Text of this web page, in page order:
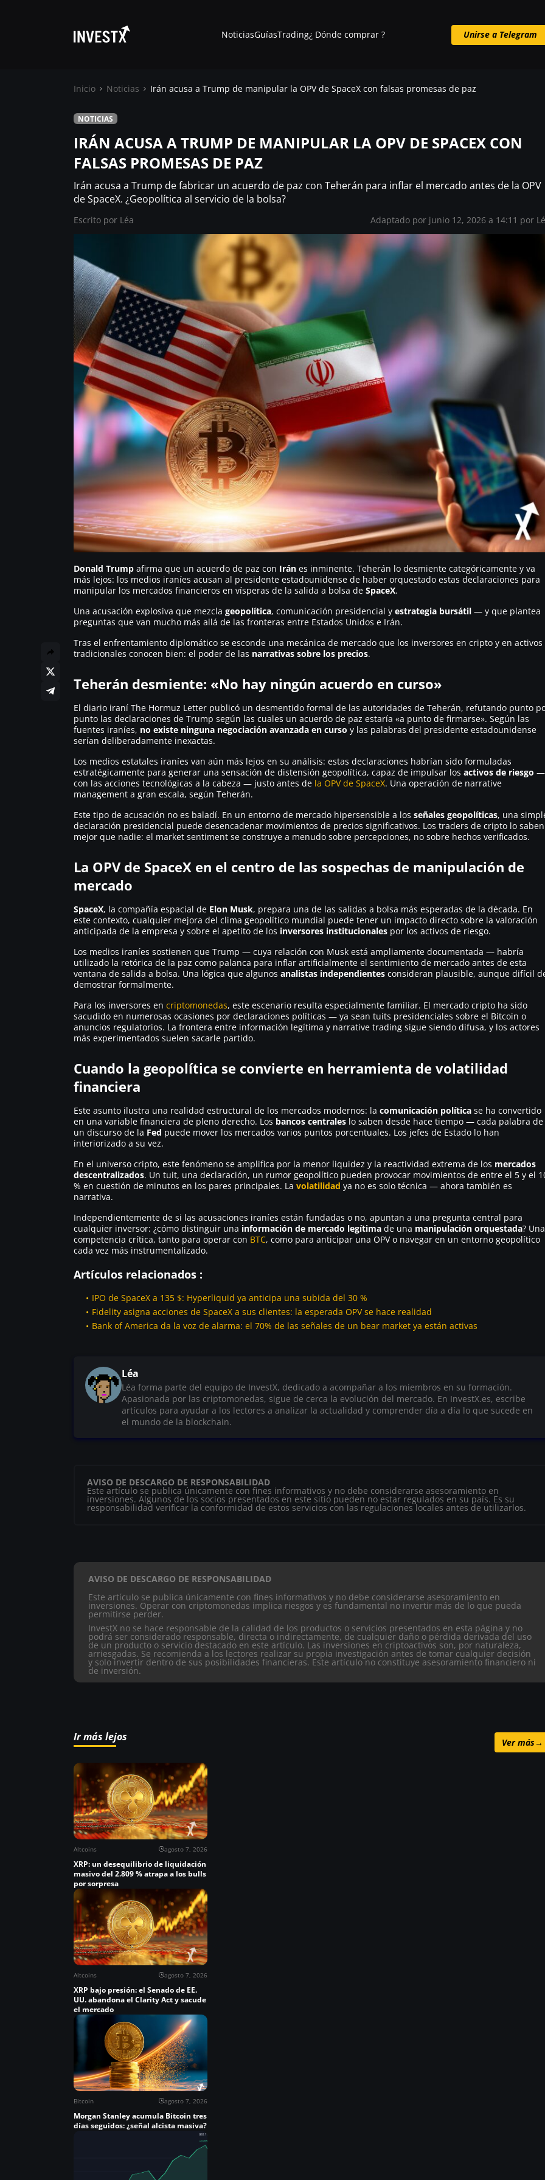
Noticias
Guías
Trading
¿ Dónde comprar ?
NoticiasGuíasTrading¿ Dónde comprar ? Unirse a Telegram
Inicio Noticias Irán acusa a Trump de manipular la OPV de SpaceX con falsas promesas de paz
NOTICIAS
IRÁN ACUSA A TRUMP DE MANIPULAR LA OPV DE SPACEX CON
FALSAS PROMESAS DE PAZ
Irán acusa a Trump de fabricar un acuerdo de paz con Teherán para inflar el mercado antes de la OPV
de SpaceX. ¿Geopolítica al servicio de la bolsa?
Escrito por Léa Adaptado por junio 12, 2026 a 14:11 por
Donald Trump afirma que un acuerdo de paz con Irán es inminente. Teherán lo desmiente categóricamente y va
más lejos: los medios iraníes acusan al presidente estadounidense de haber orquestado estas declaraciones para
manipular los mercados financieros en vísperas de la salida a bolsa de SpaceX.
Una acusación explosiva que mezcla geopolítica, comunicación presidencial y estrategia bursátil — y que plantea
preguntas que van mucho más allá de las fronteras entre Estados Unidos e Irán.
Tras el enfrentamiento diplomático se esconde una mecánica de mercado que los inversores en cripto y en activos
tradicionales conocen bien: el poder de las narrativas sobre los precios.
Teherán desmiente: «No hay ningún acuerdo en curso»
El diario iraní The Hormuz Letter publicó un desmentido formal de las autoridades de Teherán, refutando punto
punto las declaraciones de Trump según las cuales un acuerdo de paz estaría «a punto de firmarse». Según las
fuentes iraníes, no existe ninguna negociación avanzada en curso y las palabras del presidente estadounidense
serían deliberadamente inexactas.
Los medios estatales iraníes van aún más lejos en su análisis: estas declaraciones habrían sido formuladas
estratégicamente para generar una sensación de distensión geopolítica, capaz de impulsar los activos de riesgo —
con las acciones tecnológicas a la cabeza — justo antes de la OPV de SpaceX. Una operación de narrative
management a gran escala, según Teherán.
Este tipo de acusación no es baladí. En un entorno de mercado hipersensible a los señales geopolíticas, una
declaración presidencial puede desencadenar movimientos de precios significativos. Los traders de cripto lo saben
mejor que nadie: el market sentiment se construye a menudo sobre percepciones, no sobre hechos verificados.
La OPV de SpaceX en el centro de las sospechas de manipulación de
mercado
SpaceX, la compañía espacial de Elon Musk, prepara una de las salidas a bolsa más esperadas de la década. En
este contexto, cualquier mejora del clima geopolítico mundial puede tener un impacto directo sobre la valoración
anticipada de la empresa y sobre el apetito de los inversores institucionales por los activos de riesgo.
Los medios iraníes sostienen que Trump — cuya relación con Musk está ampliamente documentada — habría
utilizado la retórica de la paz como palanca para inflar artificialmente el sentimiento de mercado antes de esta
ventana de salida a bolsa. Una lógica que algunos analistas independientes consideran plausible, aunque difícil
demostrar formalmente.
Para los inversores en criptomonedas, este escenario resulta especialmente familiar. El mercado cripto ha sido
sacudido en numerosas ocasiones por declaraciones políticas — ya sean tuits presidenciales sobre el Bitcoin o
anuncios regulatorios. La frontera entre información legítima y narrative trading sigue siendo difusa, y los actores
más experimentados suelen sacarle partido.
Cuando la geopolítica se convierte en herramienta de volatilidad
financiera
Este asunto ilustra una realidad estructural de los mercados modernos: la comunicación política se ha convertido
en una variable financiera de pleno derecho. Los bancos centrales lo saben desde hace tiempo — cada palabra de
un discurso de la Fed puede mover los mercados varios puntos porcentuales. Los jefes de Estado lo han
interiorizado a su vez.
En el universo cripto, este fenómeno se amplifica por la menor liquidez y la reactividad extrema de los mercados
descentralizados. Un tuit, una declaración, un rumor geopolítico pueden provocar movimientos de entre el 5 y el
% en cuestión de minutos en los pares principales. La volatilidad ya no es solo técnica — ahora también es
narrativa.
Independientemente de si las acusaciones iraníes están fundadas o no, apuntan a una pregunta central para
cualquier inversor: ¿cómo distinguir una información de mercado legítima de una manipulación orquestada? Una
competencia crítica, tanto para operar con BTC, como para anticipar una OPV o navegar en un entorno geopolítico
cada vez más instrumentalizado.
Artículos relacionados :
IPO de SpaceX a 135 $: Hyperliquid ya anticipa una subida del 30 %
Fidelity asigna acciones de SpaceX a sus clientes: la esperada OPV se hace realidad
Bank of America da la voz de alarma: el 70% de las señales de un bear market ya están activas
Léa
Léa forma parte del equipo de InvestX, dedicado a acompañar a los miembros en su formación.
Apasionada por las criptomonedas, sigue de cerca la evolución del mercado. En InvestX.es, escribe
artículos para ayudar a los lectores a analizar la actualidad y comprender día a día lo que sucede en
el mundo de la blockchain.
AVISO DE DESCARGO DE RESPONSABILIDAD
Este artículo se publica únicamente con fines informativos y no debe considerarse asesoramiento en
inversiones. Algunos de los socios presentados en este sitio pueden no estar regulados en su país. Es su
responsabilidad verificar la conformidad de estos servicios con las regulaciones locales antes de utilizarlos.
AVISO DE DESCARGO DE RESPONSABILIDAD
Este artículo se publica únicamente con fines informativos y no debe considerarse asesoramiento en
inversiones. Operar con criptomonedas implica riesgos y es fundamental no invertir más de lo que pueda
permitirse perder.
InvestX no se hace responsable de la calidad de los productos o servicios presentados en esta página y no
podrá ser considerado responsable, directa o indirectamente, de cualquier daño o pérdida derivada del uso
de un producto o servicio destacado en este artículo. Las inversiones en criptoactivos son, por naturaleza,
arriesgadas. Se recomienda a los lectores realizar su propia investigación antes de tomar cualquier decisión
y solo invertir dentro de sus posibilidades financieras. Este artículo no constituye asesoramiento financiero ni
de inversión.
Ir más lejos Ver más→
Altcoins agosto 7, 2026
XRP: un desequilibrio de liquidación
masivo del 2.809 % atrapa a los bulls
por sorpresa
Altcoins agosto 7, 2026
XRP bajo presión: el Senado de EE.
UU. abandona el Clarity Act y sacude
el mercado
Bitcoin agosto 7, 2026
Morgan Stanley acumula Bitcoin tres
días seguidos: ¿señal alcista masiva?